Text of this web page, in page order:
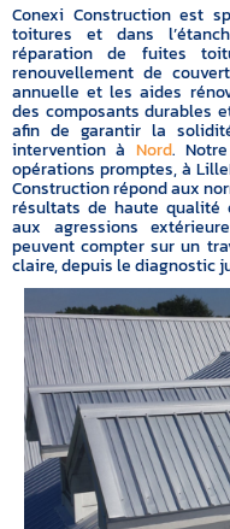
Conexi Construction est
toitures et dans
réparation de fuites
renouvellement de
annuelle et les aides
des composants durables
afin de garantir la
intervention à Nord.
opérations promptes, à
Construction répond aux
résultats de haute qualité
aux agressions
peuvent compter sur un
claire, depuis le diagnostic